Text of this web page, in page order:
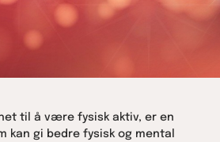
til å være fysisk aktiv, er en
kan gi bedre fysisk og mental